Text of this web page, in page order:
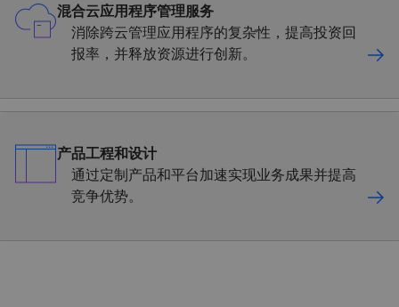
混合云应用程序管理服务
消除跨云管理应用程序的复杂性，提高投资回
报率，并释放资源进行创新。
产品工程和设计
通过定制产品和平台加速实现业务成果并提高
竞争优势。